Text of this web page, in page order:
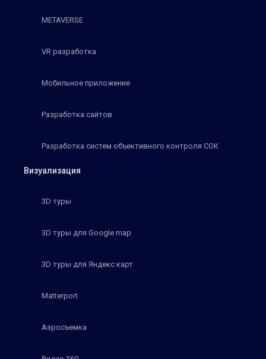
METAVERSE
VR разработка
Мобильное приложение
Разработка сайтов
Разработка систем объективного контроля СОК
Визуализация
3D туры
3D туры для Google map
3D туры для Яндекс карт
Matterport
Аэросъемка